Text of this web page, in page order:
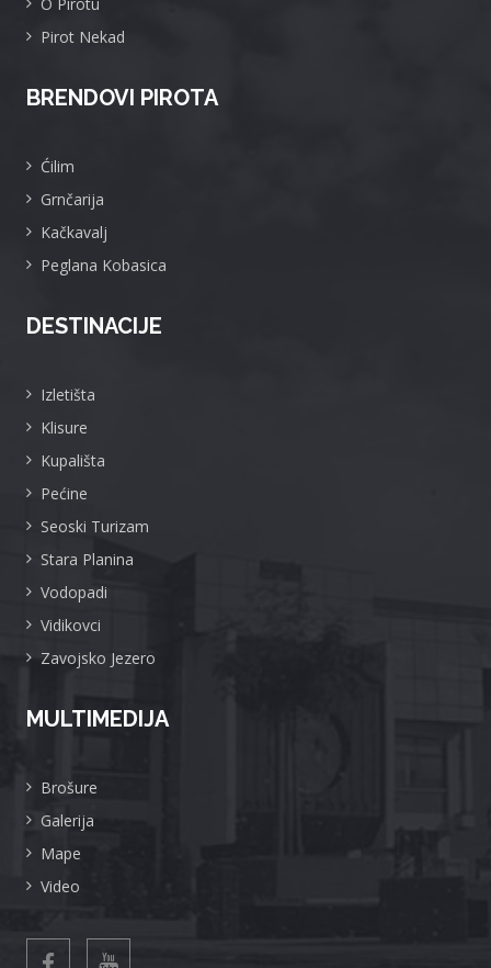
O Pirotu
Pirot Nekad
BRENDOVI PIROTA
Ćilim
Grnčarija
Kačkavalj
Peglana Kobasica
DESTINACIJE
Izletišta
Klisure
Kupališta
Pećine
Seoski Turizam
Stara Planina
Vodopadi
Vidikovci
Zavojsko Jezero
MULTIMEDIJA
Brošure
Galerija
Mape
Video